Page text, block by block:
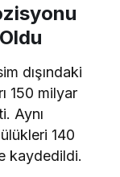
dışındaki
150 milyar
Aynı
140
kaydedildi.